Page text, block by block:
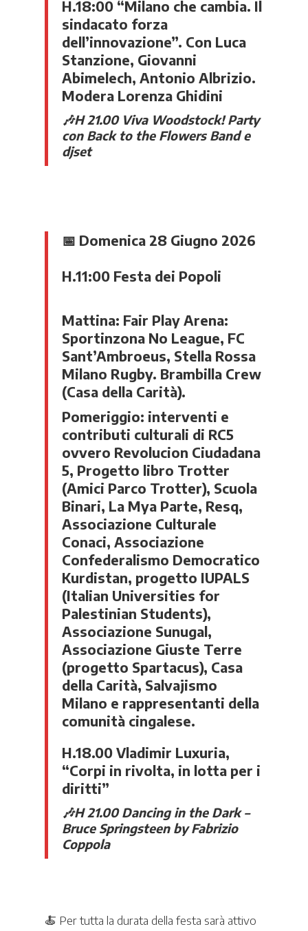
H.18:00 “Milano che cambia. Il
sindacato forza
dell’innovazione”. Con Luca
Stanzione, Giovanni
Abimelech, Antonio Albrizio.
Modera Lorenza Ghidini
🎶H 21.00 Viva Woodstock! Party
con Back to the Flowers Band e
djset
📅 Domenica 28 Giugno 2026
H.11:00 Festa dei Popoli
Mattina: Fair Play Arena:
Sportinzona No League, FC
Sant’Ambroeus, Stella Rossa
Milano Rugby. Brambilla Crew
(Casa della Carità).
Pomeriggio: interventi e
contributi culturali di RC5
ovvero Revolucion Ciudadana
5, Progetto libro Trotter
(Amici Parco Trotter), Scuola
Binari, La Mya Parte, Resq,
Associazione Culturale
Conaci, Associazione
Confederalismo Democratico
Kurdistan, progetto IUPALS
(Italian Universities for
Palestinian Students),
Associazione Sunugal,
Associazione Giuste Terre
(progetto Spartacus), Casa
della Carità, Salvajismo
Milano e rappresentanti della
comunità cingalese.
H.18.00 Vladimir Luxuria,
“Corpi in rivolta, in lotta per i
diritti”
🎶H 21.00 Dancing in the Dark –
Bruce Springsteen by Fabrizio
Coppola
🍝 Per tutta la durata della festa sarà attivo